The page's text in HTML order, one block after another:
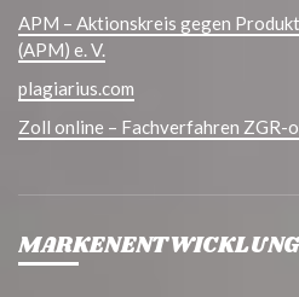
APM – Aktionskreis gegen
(APM) e. V.
plagiarius.com
Zoll online – Fachverfahren ZGR-
MARKENENTWICKLUNG